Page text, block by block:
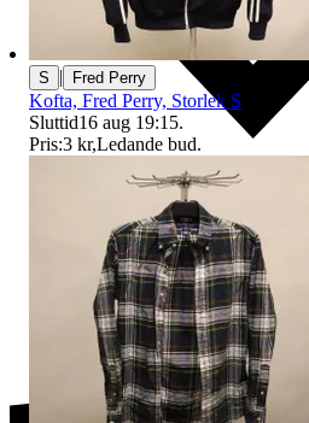
Ersättning om du inte får din vara
S | Fred Perry
Kofta, Fred Perry, Storlek S
Sluttid16 aug 19:15.
Pris:3 kr,Ledande bud.